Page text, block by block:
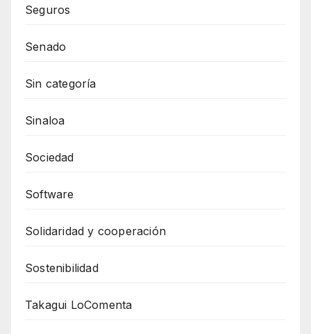
Seguros
Senado
Sin categoría
Sinaloa
Sociedad
Software
Solidaridad y cooperación
Sostenibilidad
Takagui LoComenta